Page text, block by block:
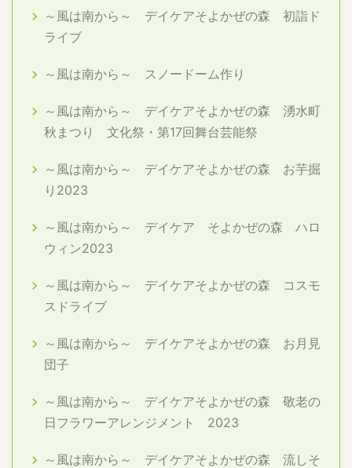
～風は南から～ デイケアそよかぜの森 初詣ド
ライブ
～風は南から～ スノードーム作り
～風は南から～ デイケアそよかぜの森 湧水町
秋まつり 文化祭・第17回舞台芸能祭
～風は南から～ デイケアそよかぜの森 お芋掘
り2023
～風は南から～ デイケア そよかぜの森 ハロ
ウィン2023
～風は南から～ デイケアそよかぜの森 コスモ
スドライブ
～風は南から～ デイケアそよかぜの森 お月見
団子
～風は南から～ デイケアそよかぜの森 敬老の
日フラワーアレンジメント 2023
～風は南から～ デイケアそよかぜの森 流しそ